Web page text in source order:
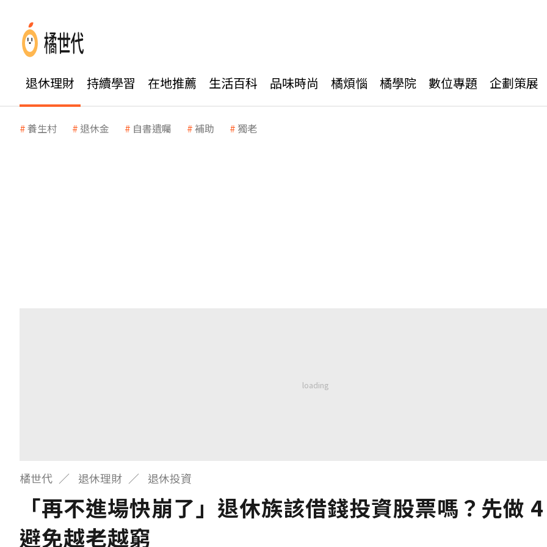
退休理財 持續學習 在地推薦 生活百科 品味時尚 橘煩惱 橘學院 數位專題 企劃策展
養生村 退休金 自書遺囑 補助 獨老
橘世代 退休理財 退休投資
「再不進場快崩了」退休族該借錢投資股票嗎？先做
避免越老越窮